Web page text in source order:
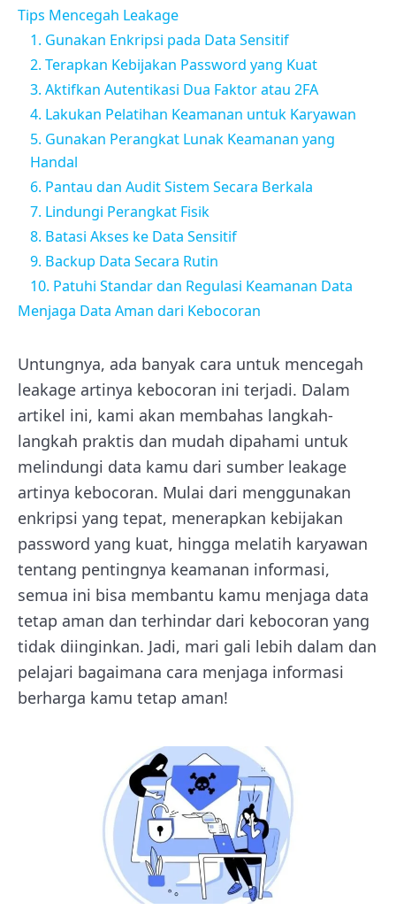
Tips Mencegah Leakage
1. Gunakan Enkripsi pada Data Sensitif
2. Terapkan Kebijakan Password yang Kuat
3. Aktifkan Autentikasi Dua Faktor atau 2FA
4. Lakukan Pelatihan Keamanan untuk Karyawan
5. Gunakan Perangkat Lunak Keamanan yang
Handal
6. Pantau dan Audit Sistem Secara Berkala
7. Lindungi Perangkat Fisik
8. Batasi Akses ke Data Sensitif
9. Backup Data Secara Rutin
10. Patuhi Standar dan Regulasi Keamanan Data
Menjaga Data Aman dari Kebocoran
Untungnya, ada banyak cara untuk mencegah
leakage artinya kebocoran ini terjadi. Dalam
artikel ini, kami akan membahas langkah-
langkah praktis dan mudah dipahami untuk
melindungi data kamu dari sumber leakage
artinya kebocoran. Mulai dari menggunakan
enkripsi yang tepat, menerapkan kebijakan
password yang kuat, hingga melatih karyawan
tentang pentingnya keamanan informasi,
semua ini bisa membantu kamu menjaga data
tetap aman dan terhindar dari kebocoran yang
tidak diinginkan. Jadi, mari gali lebih dalam dan
pelajari bagaimana cara menjaga informasi
berharga kamu tetap aman!